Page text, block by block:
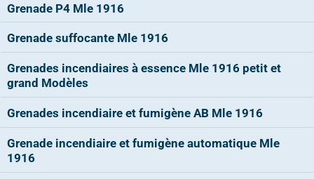
Grenade P4 Mle 1916
Grenade suffocante Mle 1916
Grenades incendiaires à essence Mle 1916 petit et
grand Modèles
Grenades incendiaire et fumigène AB Mle 1916
Grenade incendiaire et fumigène automatique Mle
1916